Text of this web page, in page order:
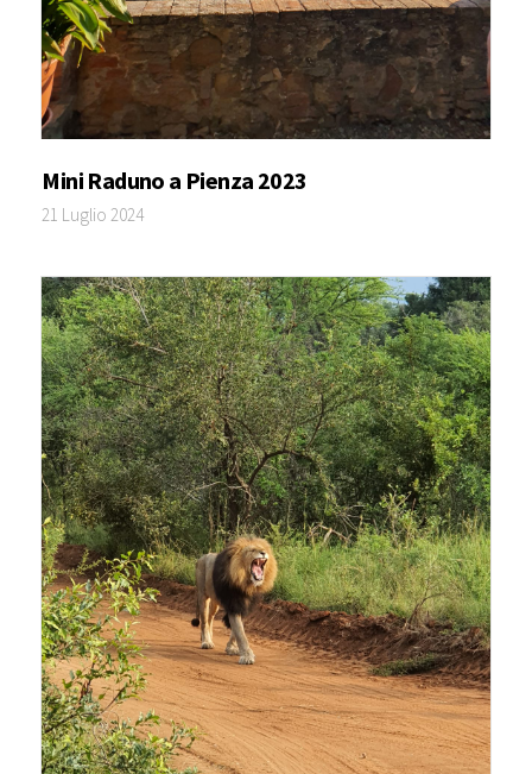
Mini Raduno a Pienza 2023
21 Luglio 2024